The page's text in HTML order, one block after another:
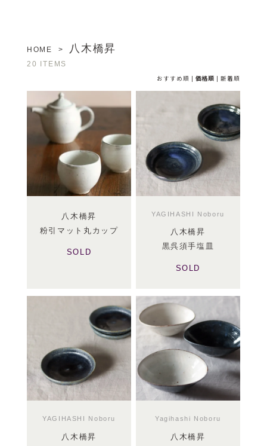
HOME > 八木橋昇
20 ITEMS
おすすめ順 | 価格順 |新着順
八木橋昇
粉引マット丸カップ
SOLD
YAGIHASHI Noboru
八木橋昇
黒呉須手塩皿
SOLD
YAGIHASHI Noboru
八木橋昇
Yagihashi Noboru
八木橋昇